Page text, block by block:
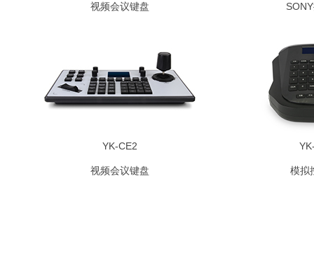
视频会议键盘
YK-CE2
视频会议键盘 模拟